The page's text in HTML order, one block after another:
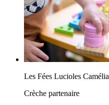
Les Fées Lucioles Camélia
Crèche partenaire